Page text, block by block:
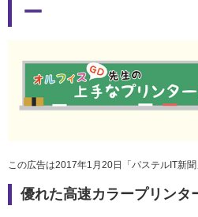
閉じる
閉じる
ー
この広告は2017年1月20日「パステルIT新聞
優れた高速カラープリンタ